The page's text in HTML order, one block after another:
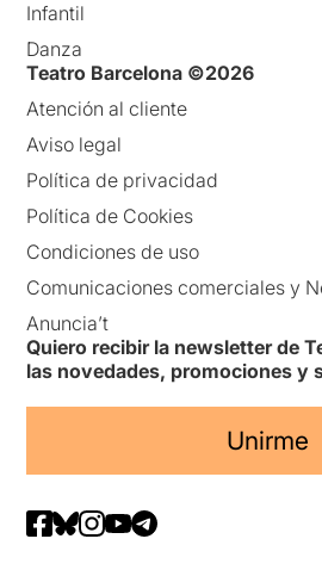
Infantil
Danza
Teatro Barcelona ©2026
Atención al cliente
Aviso legal
Política de privacidad
Política de Cookies
Condiciones de uso
Comunicaciones comerciales y
Anuncia’t
Quiero recibir la newsletter de
las novedades, promociones y
Unirme